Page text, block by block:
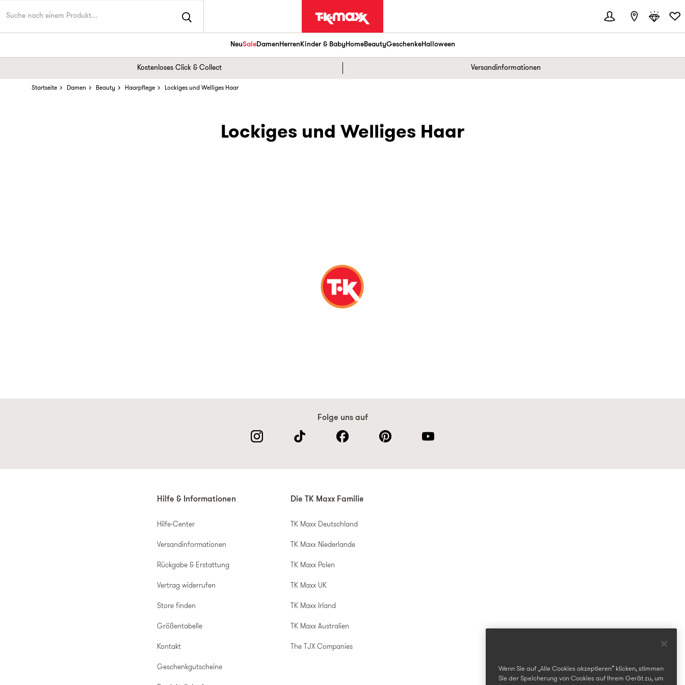
NeuSaleDamenHerrenKinder & BabyHomeBeautyGeschenkeHalloween
Kostenloses Click & Collect Versandinformationen
Startseite Damen Beauty Haarpflege Lockiges und Welliges Haar
Lockiges und Welliges Haar
Folge uns auf
Hilfe & Informationen
Hilfe-Center
Versandinformationen
Rückgabe & Erstattung
Vertrag widerrufen
Store finden
Größentabelle
Kontakt
Geschenkgutscheine
Die TK Maxx Familie
TK Maxx Deutschland
TK Maxx Niederlande
TK Maxx Polen
TK Maxx UK
TK Maxx Irland
TK Maxx Australien
The TJX Companies
Wenn Sie auf „Alle Cookies akzeptieren“ klicken, stimmen
Sie der Speicherung von Cookies auf Ihrem Gerät zu, um